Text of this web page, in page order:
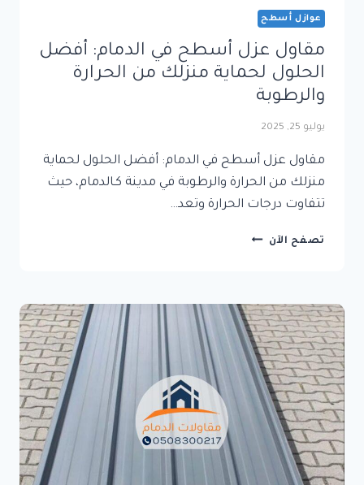
عوازل أسطح
مقاول عزل أسطح في الدمام: أفضل
الحلول لحماية منزلك من الحرارة
والرطوبة
يوليو 25, 2025
مقاول عزل أسطح في الدمام: أفضل الحلول لحماية
منزلك من الحرارة والرطوبة في مدينة كـالدمام، حيث
تتفاوت درجات الحرارة وتعد…
تصفح الآن مقاول
الدمام:
أفضل
الحلول
لحماية
منزلك
من
الحرارة
والرطوبة